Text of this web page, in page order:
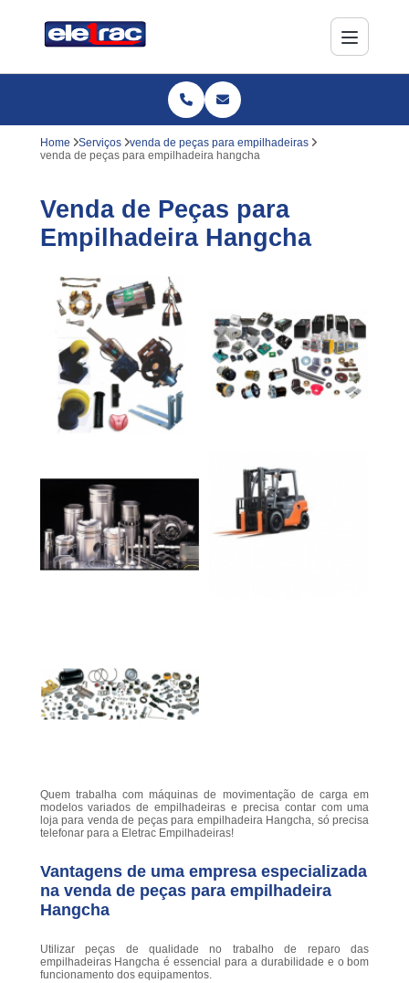
Home Serviços
venda de peças para empilhadeiras
venda de peças para empilhadeira hangcha
Venda de Peças para
Empilhadeira Hangcha
Quem trabalha com máquinas de movimentação de carga em
modelos variados de empilhadeiras e precisa contar com uma
loja para venda de peças para empilhadeira Hangcha, só precisa
telefonar para a Eletrac Empilhadeiras!
Vantagens de uma empresa especializada
na venda de peças para empilhadeira
Hangcha
Utilizar peças de qualidade no trabalho de reparo das
empilhadeiras Hangcha é essencial para a durabilidade e o bom
funcionamento dos equipamentos.